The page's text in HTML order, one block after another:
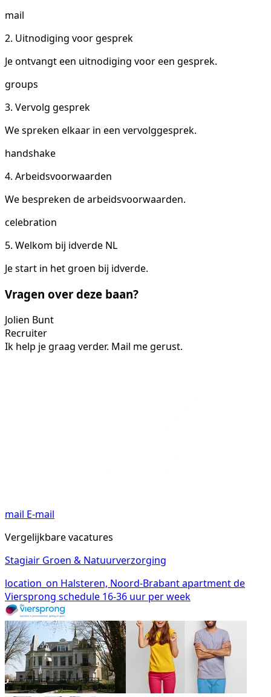
mail
2. Uitnodiging voor gesprek
Je ontvangt een uitnodiging voor een gesprek.
groups
3. Vervolg gesprek
We spreken elkaar in een vervolggesprek.
handshake
4. Arbeidsvoorwaarden
We bespreken de arbeidsvoorwaarden.
celebration
5. Welkom bij idverde NL
Je start in het groen bij idverde.
Vragen over deze baan?
Jolien Bunt
Recruiter
Ik help je graag verder. Mail me gerust.
mail E-mail
Vergelijkbare vacatures
Stagiair Groen & Natuurverzorging
location_on Halsteren, Noord-Brabantapartmentde
Viersprong schedule 16-36 uur per week